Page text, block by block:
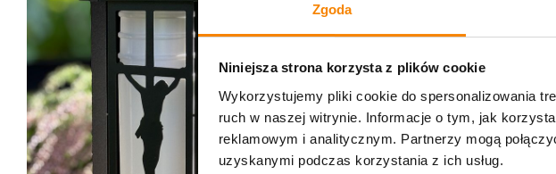
Zgoda
Niniejsza strona korzysta z plików cookie
Wykorzystujemy pliki cookie do spersonalizowania
ruch w naszej witrynie. Informacje o tym, jak
reklamowym i analitycznym. Partnerzy mogą
uzyskanymi podczas korzystania z ich usług.